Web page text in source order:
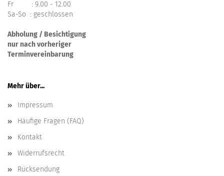
Fr : 9.00 - 12.00
Sa-So : geschlossen
Abholung / Besichtigung
nur nach vorheriger
Terminvereinbarung
Mehr über...
Impressum
Häufige Fragen (FAQ)
Kontakt
Widerrufsrecht
Rücksendung